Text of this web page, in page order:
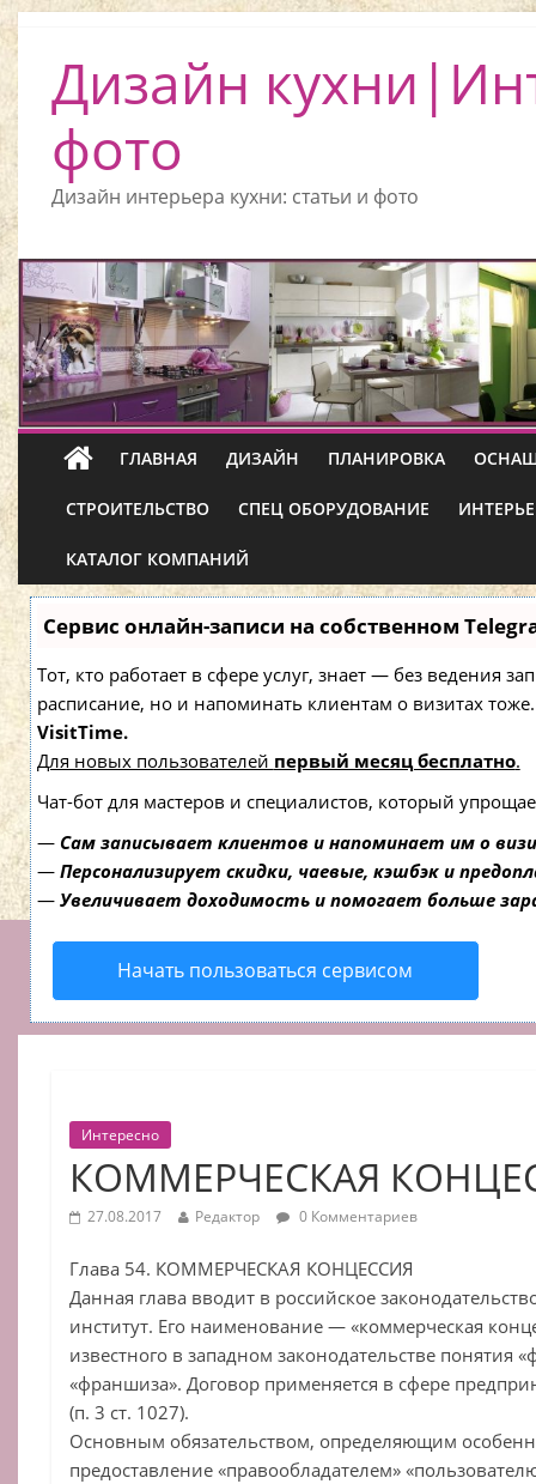
Дизайн
фото
Дизайн интерьера кухни: статьи и фото
ГЛАВНАЯ ДИЗАЙН ПЛАНИРОВКА
СТРОИТЕЛЬСТВО СПЕЦ ОБОРУДОВАНИЕ
КАТАЛОГ КОМПАНИЙ
Сервис онлайн-записи на собственном
Тот, кто работает в сфере услуг, знает — без ведения
расписание, но и напоминать клиентам о визитах
VisitTime.
Для новых пользователей первый месяц бесплатно.
Чат-бот для мастеров и специалистов, который
— Сам записывает клиентов и напоминает им о
— Персонализирует скидки, чаевые, кэшбэк и
— Увеличивает доходимость и помогает больше
Начать пользоваться сервисом
Интересно
КОММЕРЧЕСКАЯ
27.08.2017 Редактор 0 Комментариев
Глава 54. КОММЕРЧЕСКАЯ КОНЦЕССИЯ
Данная глава вводит в российское
институт. Его наименование — «коммерческая
известного в западном законодательстве понятия
«франшиза». Договор применяется в сфере
(п. 3 ст. 1027).
Основным обязательством, определяющим
предоставление «правообладателем»